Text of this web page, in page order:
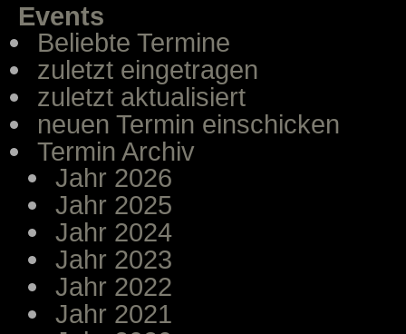
Events
Beliebte Termine
zuletzt eingetragen
zuletzt aktualisiert
neuen Termin einschicken
Termin Archiv
Jahr 2026
Jahr 2025
Jahr 2024
Jahr 2023
Jahr 2022
Jahr 2021